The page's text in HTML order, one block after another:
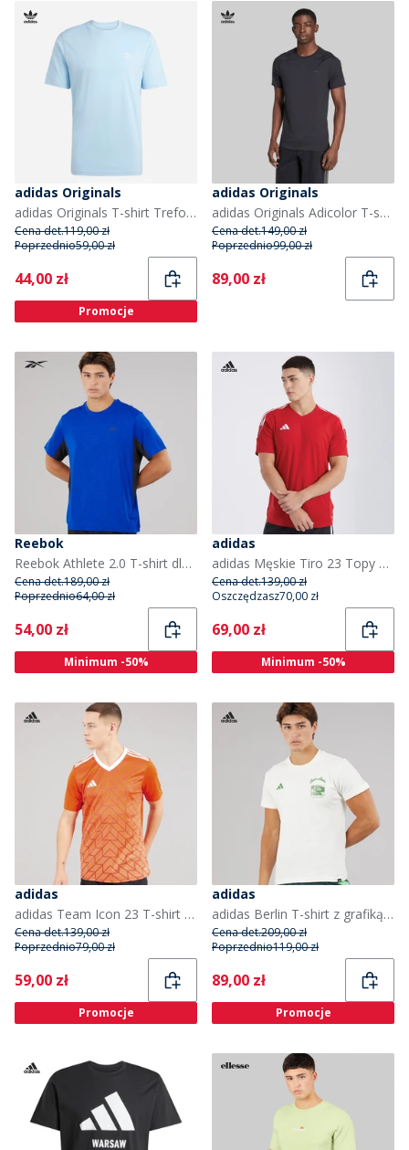
adidas Originals
adidas Originals T-shirt Trefoil Essentials dla niego kolor Clear Sky
Cena det.119,00 zł
Poprzednio59,00 zł
Current
44,00 zł
Promocje
adidas Originals
adidas Originals Adicolor T-shirt z Trefoil dla niego kolor Czarny/Czarny
Cena det.149,00 zł
Poprzednio99,00 zł
Current
89,00 zł
Reebok
Reebok Athlete 2.0 T-shirt dla niego kolor Vector Blue
Cena det.189,00 zł
Poprzednio64,00 zł
Current
54,00 zł
Minimum -50%
adidas
adidas Męskie Tiro 23 Topy sportowe do biegania Czerwony
Cena det.139,00 zł
Oszczędzasz70,00 zł
Current
69,00 zł
Minimum -50%
adidas
adidas Team Icon 23 T-shirt dla niego kolor Team Orange
Cena det.139,00 zł
Poprzednio79,00 zł
Current
59,00 zł
Promocje
adidas
adidas Berlin T-shirt z grafiką dla niego kolor Off White
Cena det.209,00 zł
Poprzednio119,00 zł
Current
89,00 zł
Promocje